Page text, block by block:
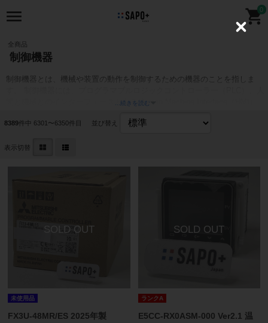
0
全商品
制御機器
制御機器とは、機械や装置の動作を制御するための機器のことを指しま
間と機械とのインターフェースとなるHuman Machine Interface（HMI）、
す。PLCや制御機器の買取についてはコチラ
...続きを読む
8389件中 6301〜6350件目 並び替え
表示切替
未使用品
FX3U-48MR/ES 2025年製
ランクA
E5CC-RX0ASM-000 Ver2.1 温
C